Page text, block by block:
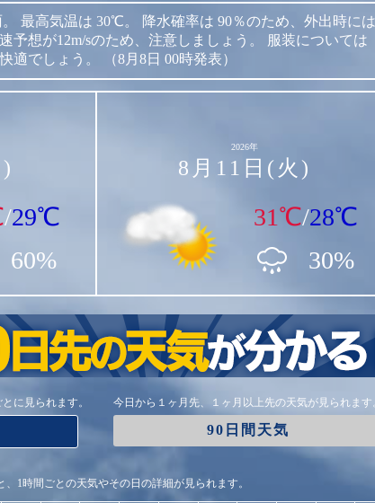
最高気温は 30℃。 降水確率は 90％のため、外出時には
予想が12m/sのため、注意しましょう。
服装については
適でしょう。
（8月8日 00時発表）
/29℃
60%
2026年
8月11日(火)
31℃/28℃
30%
に見られます。 今日から１ヶ月先、１ヶ月以上先の天気が見られます
90日間天気
、1時間ごとの天気やその日の詳細が見られます。